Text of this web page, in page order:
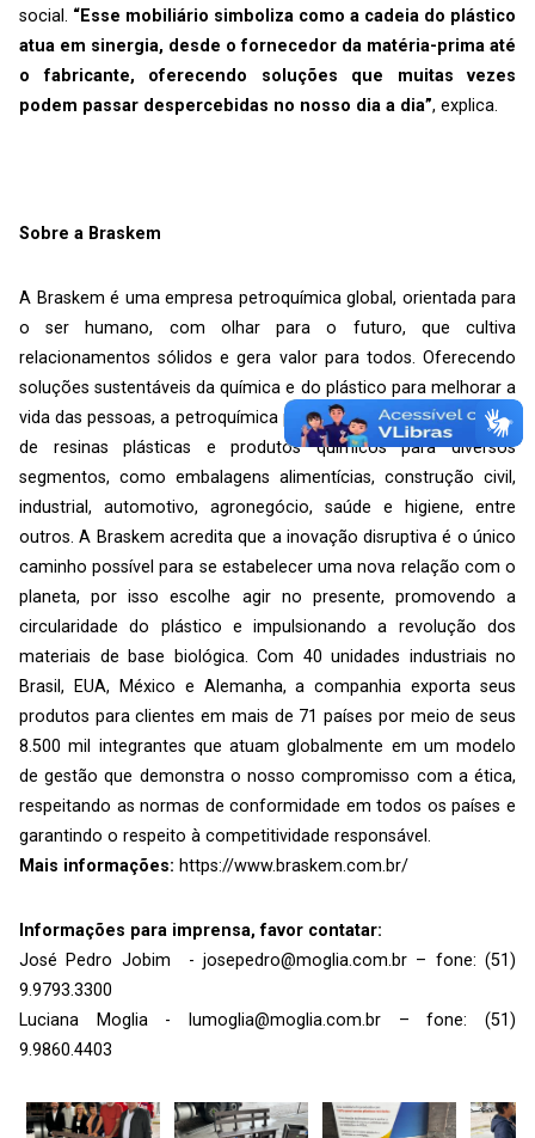
social. “Esse mobiliário simboliza como a cadeia do plástico
atua em sinergia, desde o fornecedor da matéria-prima até
o fabricante, oferecendo soluções que muitas vezes
podem passar despercebidas no nosso dia a dia”, explica.
Sobre a Braskem
A Braskem é uma empresa petroquímica global, orientada para
o ser humano, com olhar para o futuro, que cultiva
relacionamentos sólidos e gera valor para todos. Oferecendo
soluções sustentáveis da química e do plástico para melhorar a
vida das pessoas, a petroquímica possui um completo portfólio
de resinas plásticas e produtos químicos para diversos
segmentos, como embalagens alimentícias, construção civil,
industrial, automotivo, agronegócio, saúde e higiene, entre
outros. A Braskem acredita que a inovação disruptiva é o único
caminho possível para se estabelecer uma nova relação com o
planeta, por isso escolhe agir no presente, promovendo a
circularidade do plástico e impulsionando a revolução dos
materiais de base biológica. Com 40 unidades industriais no
Brasil, EUA, México e Alemanha, a companhia exporta seus
produtos para clientes em mais de 71 países por meio de seus
8.500 mil integrantes que atuam globalmente em um modelo
de gestão que demonstra o nosso compromisso com a ética,
respeitando as normas de conformidade em todos os países e
garantindo o respeito à competitividade responsável.
Mais informações: https://www.braskem.com.br/
Informações para imprensa, favor contatar:
José Pedro Jobim - josepedro@moglia.com.br – fone: (51)
9.9793.3300
Luciana Moglia - lumoglia@moglia.com.br – fone: (51)
9.9860.4403